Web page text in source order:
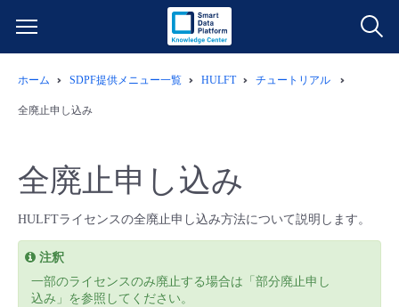
サービス一覧
クラウド/サーバー
ネットワーク
IoT
データ利活用
クラウド/サーバー
ネットワーク
料金情報
料金シミュレーター
データ利活用
ご利用開始ガイド
■ 管理機能
ユースケース
ホーム SDPF提供メニュー一覧 HULFT チュートリアル
全廃止申し込み
全廃止申し込み
HULFTライセンスの全廃止申し込み方法について説明します。
注釈
一部のライセンスのみ廃止する場合は「部分廃止申し
込み」を参照してください。